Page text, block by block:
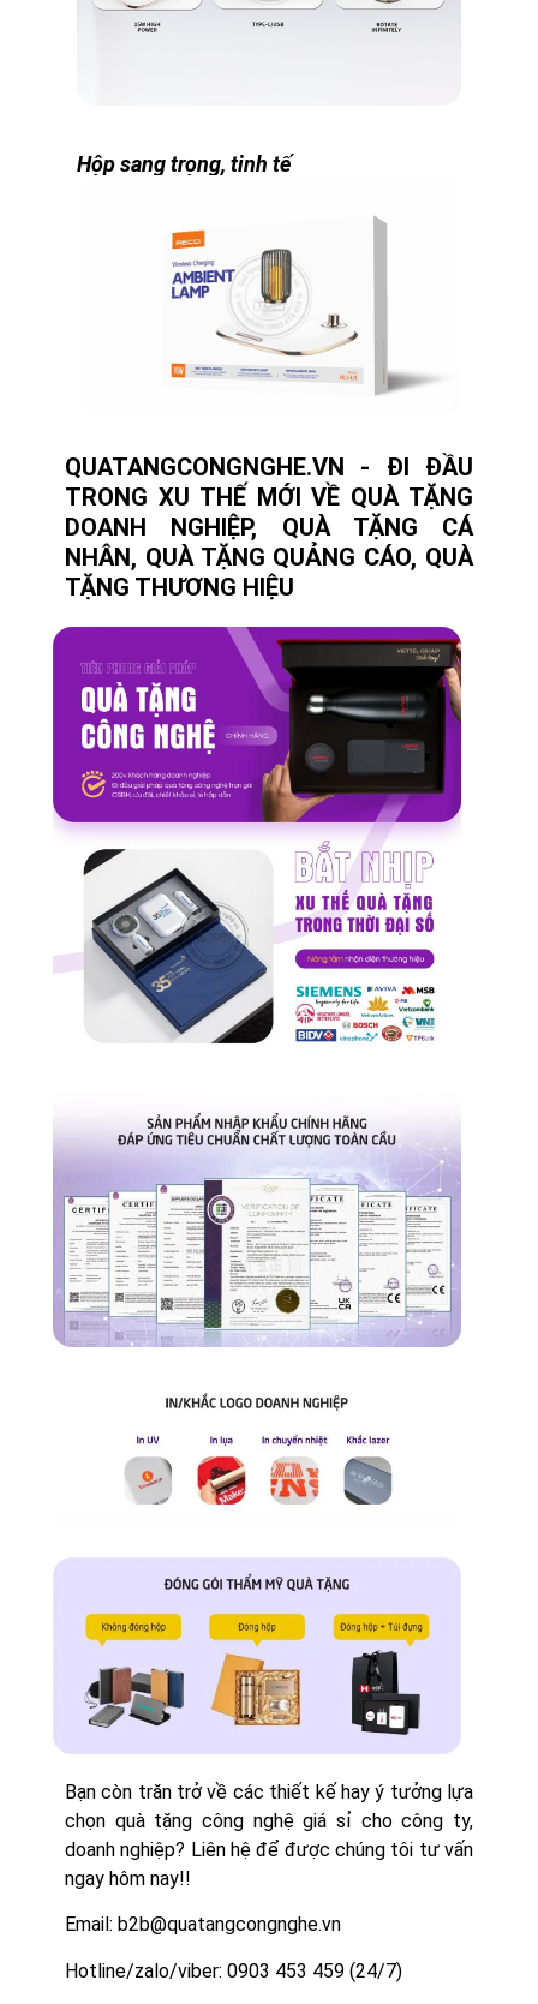
Hộp sang trọng, tinh tế
QUATANGCONGNGHE.VN - ĐI ĐẦU
TRONG XU THẾ MỚI VỀ QUÀ TẶNG
DOANH NGHIỆP, QUÀ TẶNG CÁ
NHÂN, QUÀ TẶNG QUẢNG CÁO, QUÀ
TẶNG THƯƠNG HIỆU
Bạn còn trăn trở về các thiết kế hay ý tưởng lựa
chọn quà tặng công nghệ giá sỉ cho công ty,
doanh nghiệp? Liên hệ để được chúng tôi tư vấn
ngay hôm nay!!
Email: b2b@quatangcongnghe.vn
Hotline/zalo/viber: 0903 453 459 (24/7)